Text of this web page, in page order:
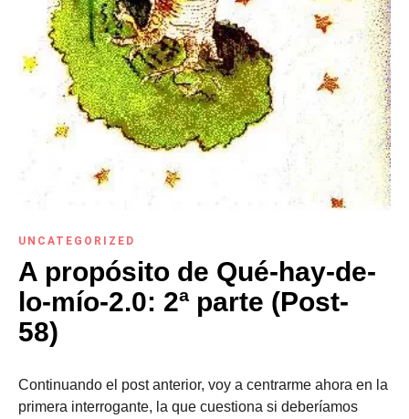
UNCATEGORIZED
A propósito de Qué-hay-de-
lo-mío-2.0: 2ª parte (Post-
58)
Continuando el post anterior, voy a centrarme ahora en la
primera interrogante, la que cuestiona si deberíamos